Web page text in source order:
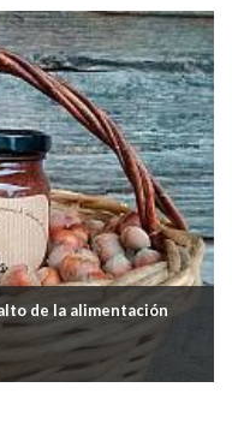
de la alimentación